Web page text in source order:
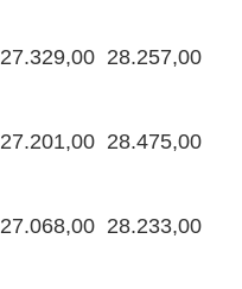
27.329,00 28.257,00
27.201,00 28.475,00
27.068,00 28.233,00